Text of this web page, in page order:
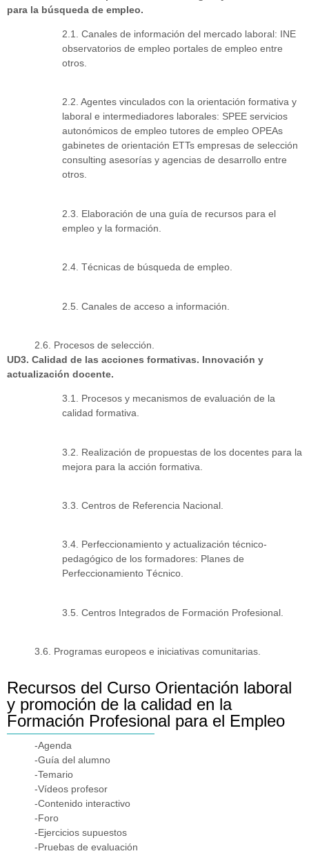
para la búsqueda de empleo.
2.1. Canales de información del mercado laboral: INE
observatorios de empleo portales de empleo entre
otros.
2.2. Agentes vinculados con la orientación formativa y
laboral e intermediadores laborales: SPEE servicios
autonómicos de empleo tutores de empleo OPEAs
gabinetes de orientación ETTs empresas de selección
consulting asesorías y agencias de desarrollo entre
otros.
2.3. Elaboración de una guía de recursos para el
empleo y la formación.
2.4. Técnicas de búsqueda de empleo.
2.5. Canales de acceso a información.
2.6. Procesos de selección.
UD3. Calidad de las acciones formativas. Innovación y
actualización docente.
3.1. Procesos y mecanismos de evaluación de la
calidad formativa.
3.2. Realización de propuestas de los docentes para la
mejora para la acción formativa.
3.3. Centros de Referencia Nacional.
3.4. Perfeccionamiento y actualización técnico-
pedagógico de los formadores: Planes de
Perfeccionamiento Técnico.
3.5. Centros Integrados de Formación Profesional.
3.6. Programas europeos e iniciativas comunitarias.
Recursos del Curso Orientación laboral
y promoción de la calidad en la
Formación Profesional para el Empleo
-Agenda
-Guía del alumno
-Temario
-Vídeos profesor
-Contenido interactivo
-Foro
-Ejercicios supuestos
-Pruebas de evaluación